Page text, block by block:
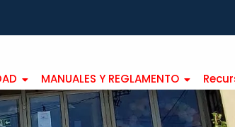
MANUALES Y REGLAMENTO